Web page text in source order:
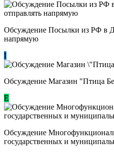
Обсуждение Посылки из РФ в
напрямую
I
Обсуждение Магазин "Птица
Е
Обсуждение
государственных и